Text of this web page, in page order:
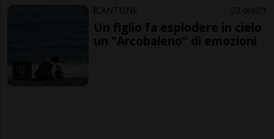
CANTONE 2 ore 1
Un figlio fa esplodere in cielo
un "Arcobaleno" di emozioni